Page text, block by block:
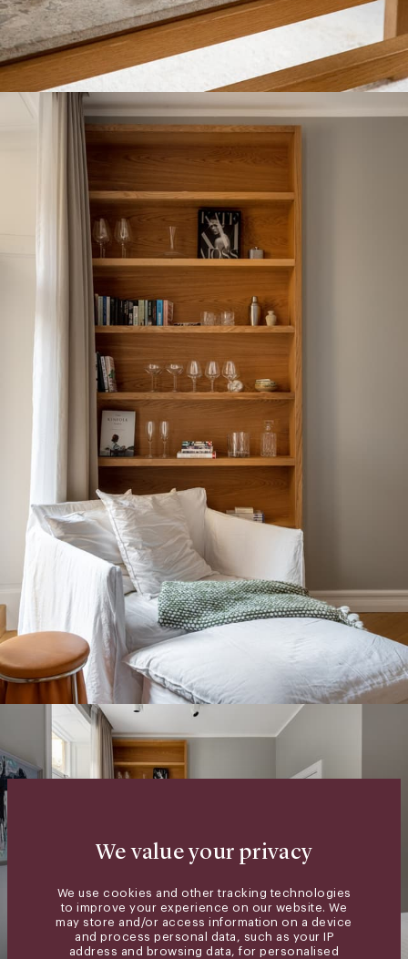
We value your privacy
We use cookies and other tracking technologies
to improve your experience on our website. We
may store and/or access information on a device
and process personal data, such as your IP
address and browsing data, for personalised